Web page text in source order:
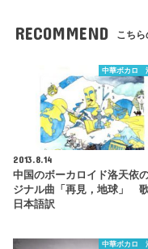
RECOMMEND こちら
中華ボカロ
2013.8.14
中国のボーカロイド洛天依
ジナル曲「再見，地球」
日本語訳
中華ボカロ